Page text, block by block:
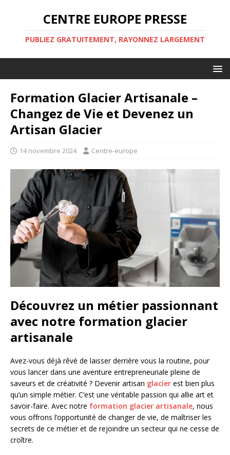
CENTRE EUROPE PRESSE
PUBLIEZ GRATUITEMENT, RAYONNEZ LARGEMENT
Formation Glacier Artisanale –
Changez de Vie et Devenez un
Artisan Glacier
14 novembre 2024 Centre-europe
Découvrez un métier passionnant
avec notre formation glacier
artisanale
Avez-vous déjà rêvé de laisser derrière vous la routine, pour
vous lancer dans une aventure entrepreneuriale pleine de
saveurs et de créativité ? Devenir artisan glacier est bien plus
qu’un simple métier. C’est une véritable passion qui allie art et
savoir-faire. Avec notre formation glacier artisanale, nous
vous offrons l’opportunité de changer de vie, de maîtriser les
secrets de ce métier et de rejoindre un secteur qui ne cesse de
croître.